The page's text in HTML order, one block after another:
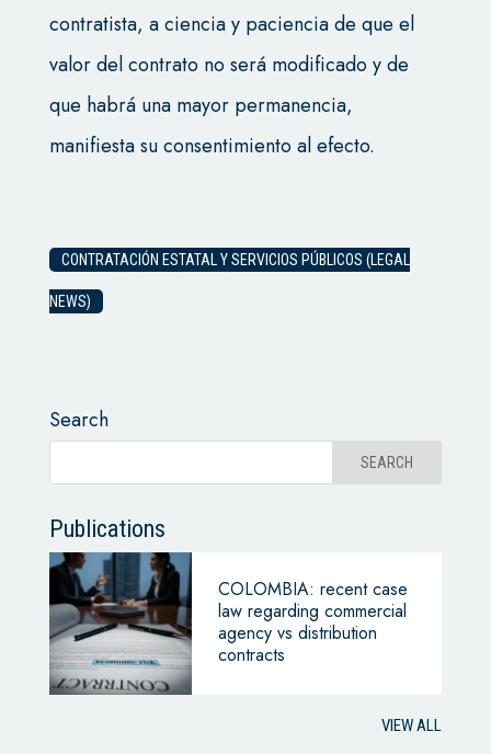
contratista, a ciencia y paciencia de que el
valor del contrato no será modificado y de
que habrá una mayor permanencia,
manifiesta su consentimiento al efecto.
CONTRATACIÓN ESTATAL Y SERVICIOS PÚBLICOS (LEGAL
NEWS)
Search
Publications
COLOMBIA: recent case
law regarding commercial
agency vs distribution
contracts
VIEW ALL